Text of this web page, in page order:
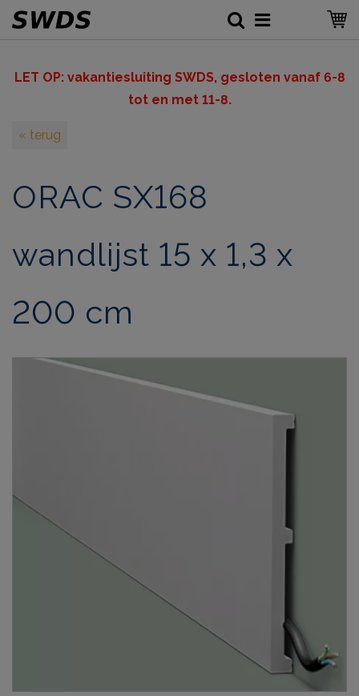
LET OP: vakantiesluiting SWDS, gesloten vanaf 6-8
tot en met 11-8.
« terug
ORAC SX168
wandlijst 15 x 1,3 x
200 cm